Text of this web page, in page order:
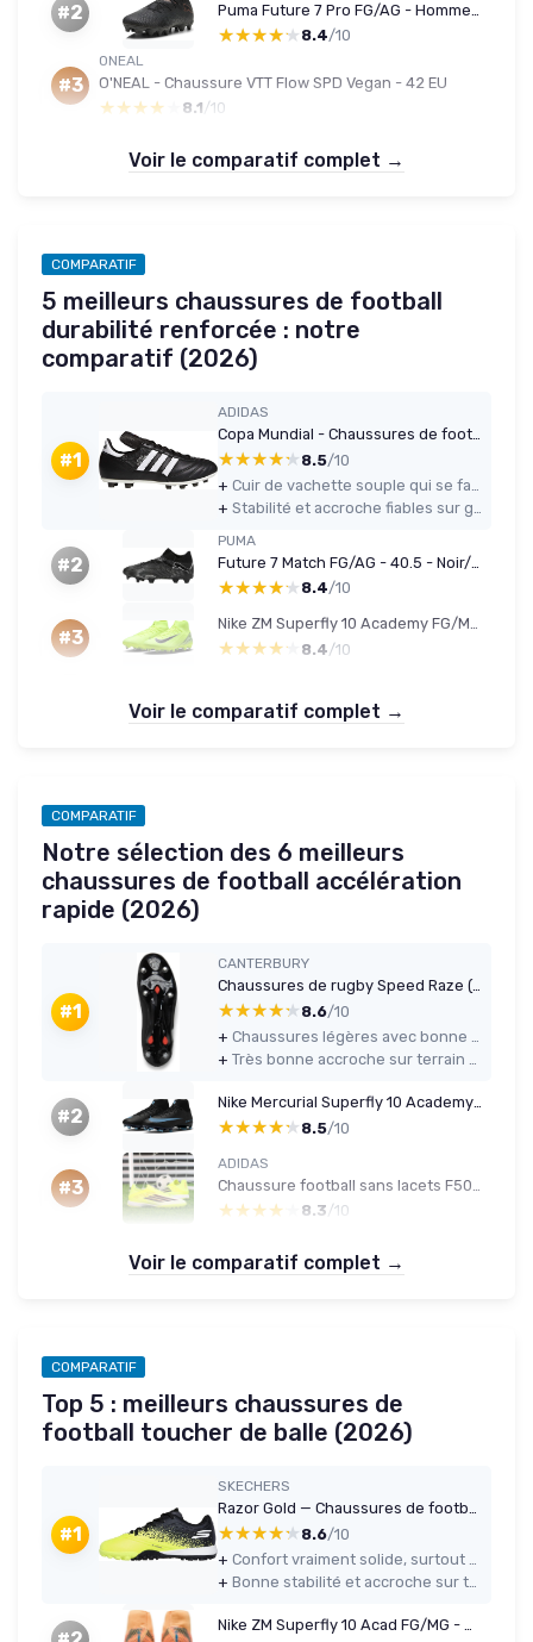
#2
★★★★★
★★★★★ 8.4/10
#3
ONEAL
O'NEAL - Chaussure VTT Flow SPD Vegan - 42 EU
★★★★★
★★★★★ 8.1 /10
Voir le comparatif complet →
COMPARATIF
5 meilleurs chaussures de football
durabilité renforcée : notre
comparatif (2026)
#1
ADIDAS
Copa Mundial - Chaussures de football homme 41 1/3 Noir
★★★★★
★★★★★ 8.5/10
+
Cuir de vachette souple qui se fait bien au pied après quelques séances
+
Stabilité et accroche fiables sur gazon naturel, comportement correct sur synthétique
#2
PUMA
★★★★★
★★★★★ 8.4/10
#3
Nike ZM Superfly 10 Academy FG/MG - Homme 41 - Volt/Black
★★★★★
★★★★★ 8.4/10
Voir le comparatif complet →
COMPARATIF
Notre sélection des 6 meilleurs
chaussures de football accélération
rapide (2026)
#1
CANTERBURY
Chaussures de rugby Speed Raze (terrain souple) - Noir/Blanc - 45 EU
★★★★★
★★★★★ 8.6/10
+
Chaussures légères avec bonne sensation de vitesse et d’appuis
+
Très bonne accroche sur terrain souple grâce aux 6 crampons métal + 3 TPU
#2
Nike Mercurial Superfly 10 Academy AG - Homme 39 EU - Noir/Bleu
★★★★★
★★★★★ 8.5/10
#3
ADIDAS
★★★★★
★★★★★ 8.3 /10
Voir le comparatif complet →
COMPARATIF
Top 5 : meilleurs chaussures de
football toucher de balle (2026)
#1
SKECHERS
Razor Gold — Chaussures de football homme 47 EU (Jaune/Noir)
★★★★★
★★★★★ 8.6/10
+
Confort vraiment solide, surtout pour les pieds moyens à larges
+
Bonne stabilité et accroche sur terrain synthétique
Nike ZM Superfly 10 Acad FG/MG - Homme 43 - Melon Tint/Neo Turq